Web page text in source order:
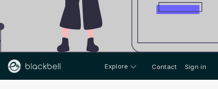
Explore Contact Sign in